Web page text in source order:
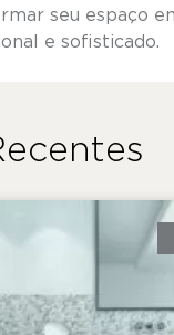
seu espaço
e sofisticado.